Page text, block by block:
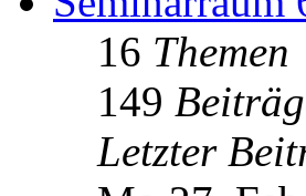
16 Themen
149
Letzter